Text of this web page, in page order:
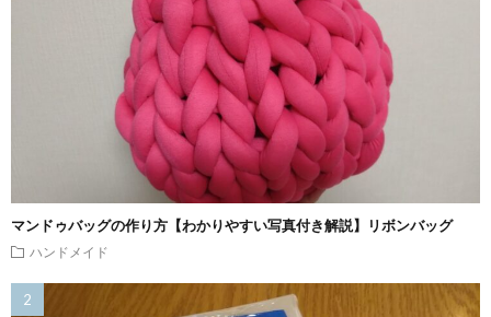
マンドゥバッグの作り方【わかりやすい写真付き解説】リボンバッグ
ハンドメイド